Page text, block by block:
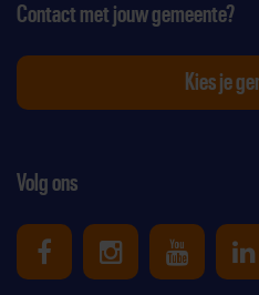
Volg ons
Uniek Sporten op
UniekUniek
Contact met jouw gemeente?
Kies je